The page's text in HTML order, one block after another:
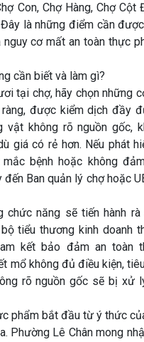
Con, Chợ Hàng, Chợ
là những điểm cần
cơ mất an toàn thực
cần biết và làm gì?
tại chợ, hãy chọn những
được kiểm dịch đầy
vật không rõ nguồn gốc,
giá có rẻ hơn. Nếu phát
bệnh hoặc không
đến Ban quản lý chợ hoặc
chức năng sẽ tiến hành
tiểu thương kinh doanh
kết bảo đảm an toàn
mổ không đủ điều kiện,
rõ nguồn gốc sẽ bị xử
phẩm bắt đầu từ ý thức
Phường Lê Chân mong